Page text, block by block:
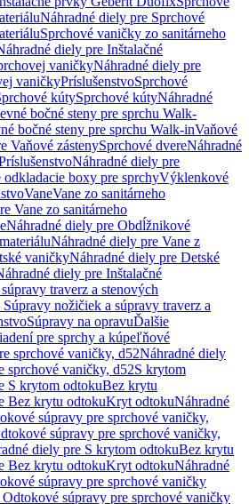
Náhradné diely pre Sprchové
Sprchové vaničky zo sanitárneho
diely pre Inštalačné
vaničkyNáhradné diely pre
vaničkyPríslušenstvoSprchové
kútySprchové kútyNáhradné
bočné steny pre sprchu Walk-
bočné steny pre sprchu Walk-inVaňové
Vaňové zástenySprchové dvereNáhradné
Náhradné diely pre
boxy pre sprchyVýklenkové
VaneVane zo sanitárneho
Vane zo sanitárneho
Náhradné diely pre Obdĺžnikové
Náhradné diely pre Vane z
vaničkyNáhradné diely pre Detské
diely pre Inštalačné
traverz a stenových
nožičiek a súpravy traverz a
Súpravy na opravuĎalšie
pre sprchy a kúpeľňové
sprchové vaničky, d52Náhradné diely
sprchové vaničky, d52S krytom
S krytom odtokuBez krytu
Bez krytu odtokuKryt odtokuNáhradné
súpravy pre sprchové vaničky,
súpravy pre sprchové vaničky,
diely pre S krytom odtokuBez krytu
Bez krytu odtokuKryt odtokuNáhradné
súpravy pre sprchové vaničky
súpravy pre sprchové vaničky